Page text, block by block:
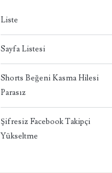
Liste
Sayfa Listesi
Shorts Beğeni Kasma Hilesi
Parasız
Şifresiz Facebook Takipçi
Yükseltme